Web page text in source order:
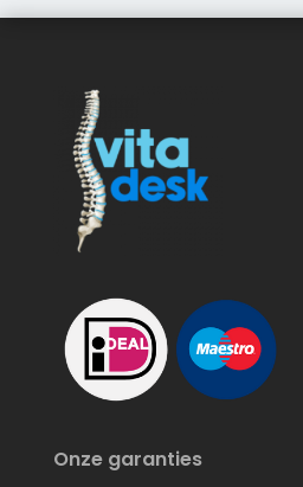
Onze garanties